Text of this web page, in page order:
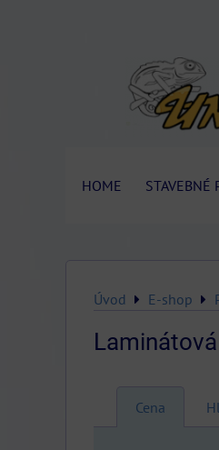
HOME STAVEBNÉ
Úvod E-shop
Cena